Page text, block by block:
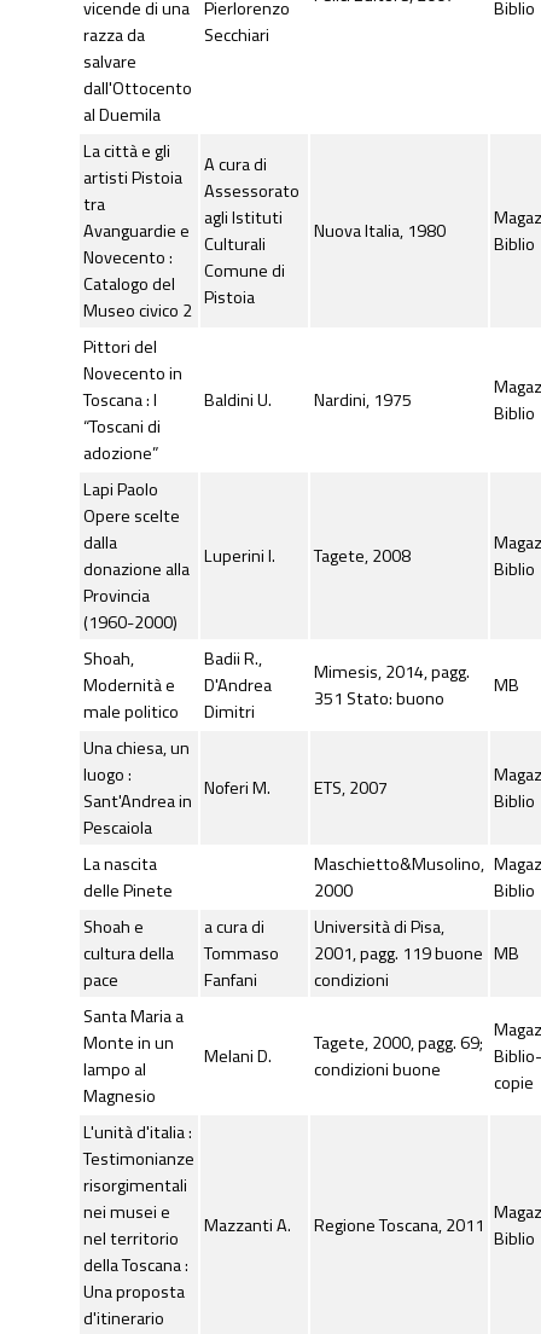
vicende di una
razza da
salvare
dall'Ottocento
al Duemila
Pierlorenzo
Secchiari
Biblio
La città e gli
artisti Pistoia
tra
Avanguardie e
Novecento :
Catalogo del
Museo civico 2
A cura di
Assessorato
agli Istituti
Culturali
Comune di
Pistoia
Nuova Italia, 1980
Magaz
Biblio
Pittori del
Novecento in
Toscana : I
“Toscani di
adozione”
Baldini U. Nardini, 1975
Magaz
Biblio
Lapi Paolo
Opere scelte
dalla
donazione alla
Provincia
(1960-2000)
Luperini I. Tagete, 2008
Magaz
Biblio
Shoah,
Modernità e
male politico
Badii R.,
D'Andrea
Dimitri
Mimesis, 2014, pagg.
351 Stato: buono
MB
Una chiesa, un
luogo :
Sant'Andrea in
Pescaiola
Noferi M. ETS, 2007
Magaz
Biblio
La nascita
delle Pinete
Maschietto&Musolino,
2000
Magaz
Biblio
Shoah e
cultura della
pace
a cura di
Tommaso
Fanfani
Università di Pisa,
2001, pagg. 119 buone
condizioni
MB
Santa Maria a
Monte in un
lampo al
Magnesio
Melani D.
Tagete, 2000, pagg. 69;
condizioni buone
Magaz
copie
L'unità d'italia :
Testimonianze
risorgimentali
nei musei e
nel territorio
della Toscana :
Una proposta
d'itinerario
Mazzanti A. Regione Toscana, 2011 Magaz
Biblio